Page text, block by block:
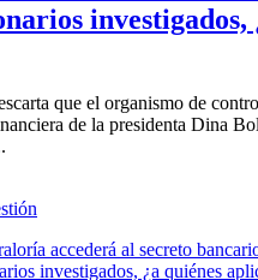
investigados,
que el organismo de
de la presidenta Dina